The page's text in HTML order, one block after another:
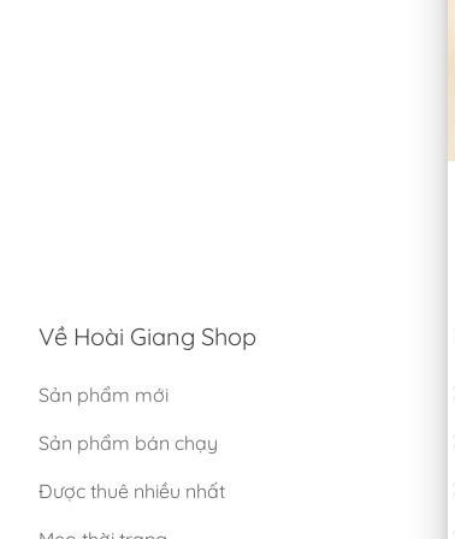
Về Hoài Giang Shop
Sản phẩm mới
Sản phẩm bán chạy
Được thuê nhiều nhất